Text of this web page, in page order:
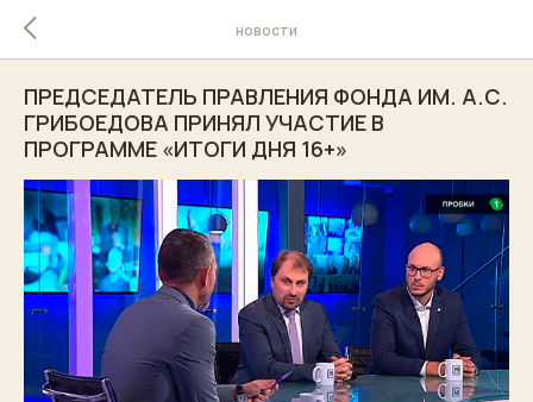
новости
ПРЕДСЕДАТЕЛЬ ПРАВЛЕНИЯ ФОНДА ИМ. А.С.
ГРИБОЕДОВА ПРИНЯЛ УЧАСТИЕ В
ПРОГРАММЕ «ИТОГИ ДНЯ 16+»